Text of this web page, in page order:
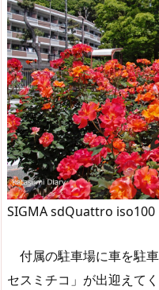
SIGMA sdQuattro iso100
付属の駐車場に車を駐
セスミチコ」が出迎えてく